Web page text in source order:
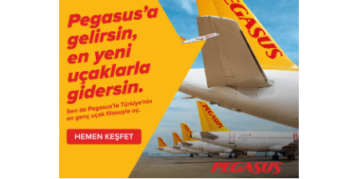
HONG KONG VE ÇIN’DEN
AVRUPA’YA HAVA
KARGODA SERT DÜŞÜŞ
KARGO • 06 TEM 2026
FLYDUBAI’DEN SABIHA
GÖKÇEN’E GÜNLÜK
UÇUŞLAR VE KARGO
HIZMETI BAŞLADI!